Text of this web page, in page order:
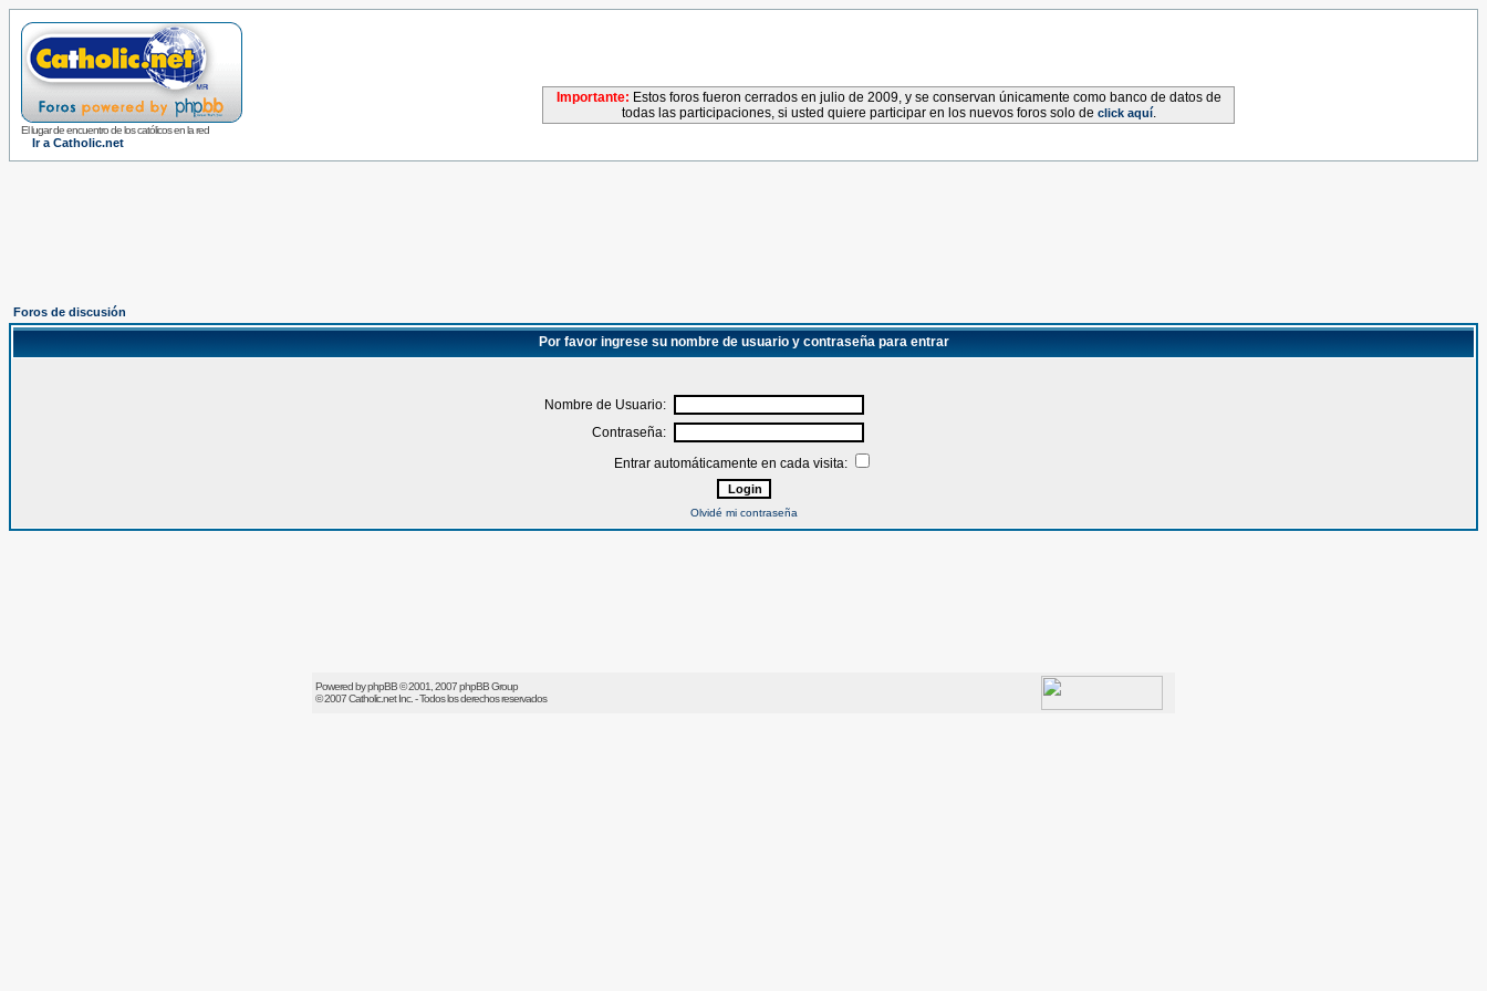
El lugar de encuentro de los católicos en la red
Ir a Catholic.net
Importante: Estos foros fueron cerrados en julio de 2009, y se conservan únicamente como banco de datos de
todas las participaciones, si usted quiere participar en los nuevos foros solo de click aquí.
Foros de discusión
Por favor ingrese su nombre de usuario y contraseña para entrar
Nombre de Usuario:
Contraseña:
Entrar automáticamente en cada visita:
Olvidé mi contraseña
Powered byphpBB© 2001, 2007 phpBB Group
© 2007Catholic.netInc. - Todos los derechos reservados